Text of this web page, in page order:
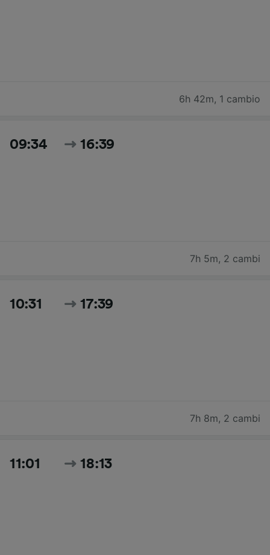
6h 42m, 1 cambio
09:34 16:39
7h 5m, 2 cambi
10:31 17:39
7h 8m, 2 cambi
11:01 18:13